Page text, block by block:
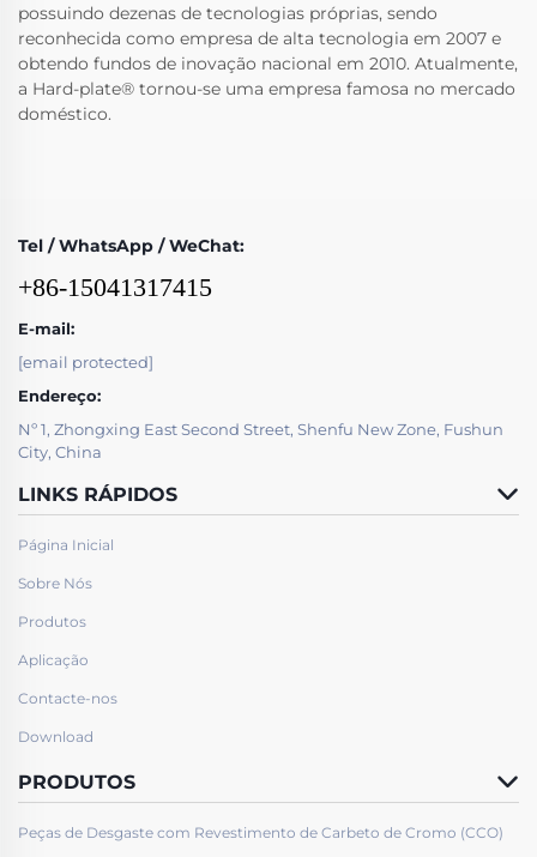
possuindo dezenas de tecnologias próprias, sendo
reconhecida como empresa de alta tecnologia em 2007 e
obtendo fundos de inovação nacional em 2010. Atualmente,
a Hard-plate® tornou-se uma empresa famosa no mercado
doméstico.
Tel / WhatsApp / WeChat:
+86-15041317415
E-mail:
[email protected]
Endereço:
Nº 1, Zhongxing East Second Street, Shenfu New Zone, Fushun
City, China
LINKS RÁPIDOS
Página Inicial
Sobre Nós
Produtos
Aplicação
Contacte-nos
Download
PRODUTOS
Peças de Desgaste com Revestimento de Carbeto de Cromo (CCO)